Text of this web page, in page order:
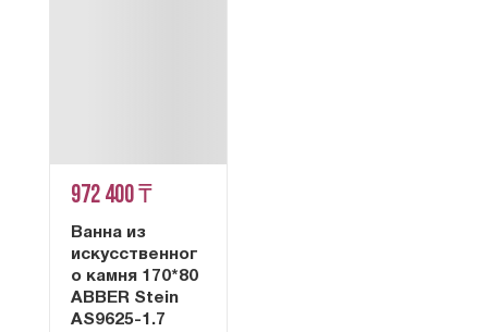
972 400 ₸
Ванна из
искусственног
о камня 170*80
ABBER Stein
AS9625-1.7